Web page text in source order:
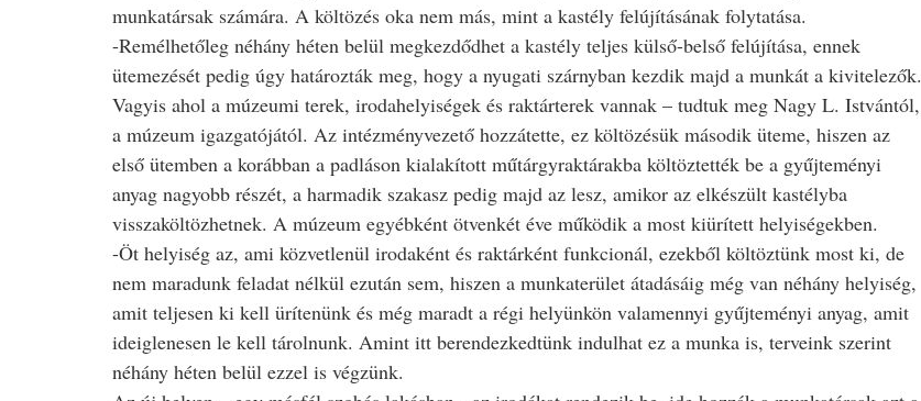
munkatársak számára. A költözés oka nem más, mint a kastély felújításának folytatása.
-Remélhetőleg néhány héten belül megkezdődhet a kastély teljes külső-belső felújítása, ennek
ütemezését pedig úgy határozták meg, hogy a nyugati szárnyban kezdik majd a munkát a kivitelezők.
Vagyis ahol a múzeumi terek, irodahelyiségek és raktárterek vannak – tudtuk meg Nagy L. Istvántól,
a múzeum igazgatójától. Az intézményvezető hozzátette, ez költözésük második üteme, hiszen az
első ütemben a korábban a padláson kialakított műtárgyraktárakba költöztették be a gyűjteményi
anyag nagyobb részét, a harmadik szakasz pedig majd az lesz, amikor az elkészült kastélyba
visszaköltözhetnek. A múzeum egyébként ötvenkét éve működik a most kiürített helyiségekben.
-Öt helyiség az, ami közvetlenül irodaként és raktárként funkcionál, ezekből költöztünk most ki, de
nem maradunk feladat nélkül ezután sem, hiszen a munkaterület átadásáig még van néhány helyiség,
amit teljesen ki kell ürítenünk és még maradt a régi helyünkön valamennyi gyűjteményi anyag, amit
ideiglenesen le kell tárolnunk. Amint itt berendezkedtünk indulhat ez a munka is, terveink szerint
néhány héten belül ezzel is végzünk.